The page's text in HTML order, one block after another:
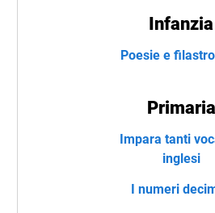
Infanzia
Poesie e
Primaria
Impara tanti
inglesi
I numeri